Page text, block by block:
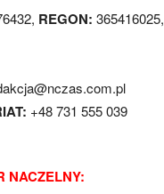
REGON: 365416025,
+48 731 555 039
NACZELNY: